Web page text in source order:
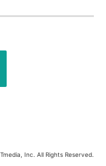
Inc. All Rights Reserved.